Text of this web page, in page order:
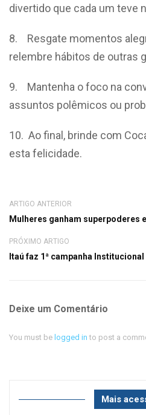
divertido que cada um teve
8. Resgate momentos
relembre hábitos de outras
9. Mantenha o foco na
assuntos polêmicos ou
10. Ao final, brinde com
esta felicidade.
ARTIGO ANTERIOR
Mulheres ganham superpoderes
PRÓXIMO ARTIGO
Itaú faz 1ª campanha
Deixe um Comentário
You must be logged in to post a
Mais